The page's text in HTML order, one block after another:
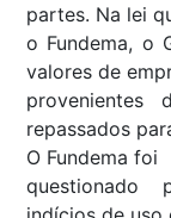
partes. Na lei
o Fundema, o
valores de
provenientes
repassados
O Fundema foi
questionado